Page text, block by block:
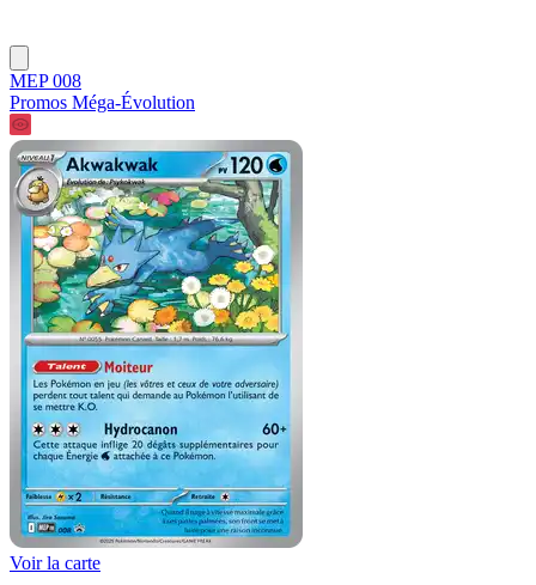
MEP 008
Promos Méga-Évolution
Voir la carte